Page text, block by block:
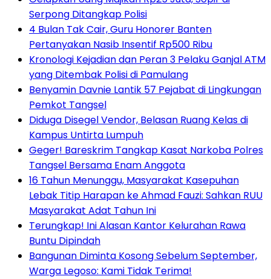
Serpong Ditangkap Polisi
4 Bulan Tak Cair, Guru Honorer Banten
Pertanyakan Nasib Insentif Rp500 Ribu
Kronologi Kejadian dan Peran 3 Pelaku Ganjal ATM
yang Ditembak Polisi di Pamulang
Benyamin Davnie Lantik 57 Pejabat di Lingkungan
Pemkot Tangsel
Diduga Disegel Vendor, Belasan Ruang Kelas di
Kampus Untirta Lumpuh
Geger! Bareskrim Tangkap Kasat Narkoba Polres
Tangsel Bersama Enam Anggota
16 Tahun Menunggu, Masyarakat Kasepuhan
Lebak Titip Harapan ke Ahmad Fauzi: Sahkan RUU
Masyarakat Adat Tahun Ini
Terungkap! Ini Alasan Kantor Kelurahan Rawa
Buntu Dipindah
Bangunan Diminta Kosong Sebelum September,
Warga Legoso: Kami Tidak Terima!